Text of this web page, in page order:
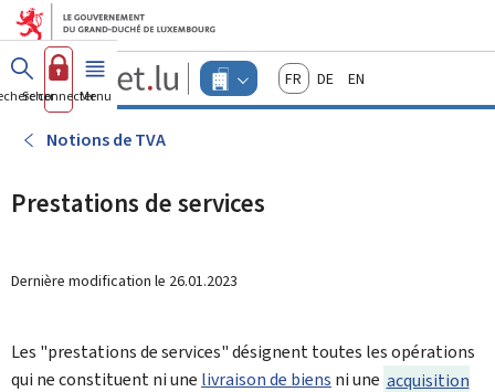
Aller au menu principal
Aller au contenu
Guichet.lu
Changer
d'espace
actif
FrançaisDeutschEnglish
Se connecterMenu principal
Notions de TVA
Prestations de services
Dernière modification le 26.01.2023
Les "prestations de services" désignent toutes les opérations
qui ne constituent ni une livraison de biens ni une acquisition